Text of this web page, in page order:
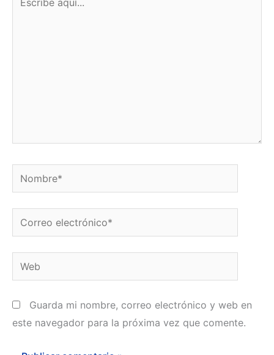
Nombre*
Correo
electrónico*
Web
Guarda mi nombre, correo electrónico y web en
este navegador para la próxima vez que comente.